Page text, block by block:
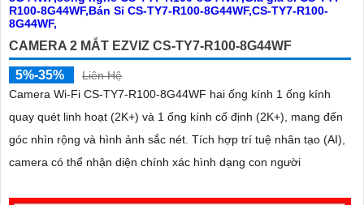
CAMERA 2 MẮT EZVIZ CS-TY7-R100-8G44WF
5%-35%
Liên Hệ
Camera Wi-Fi CS-TY7-R100-8G44WF hai ống kính 1 ống kính
quay quét linh hoạt (2K+) và 1 ống kính cố định (2K+), mang đến
góc nhìn rộng và hình ảnh sắc nét. Tích hợp trí tuệ nhân tạo (AI),
camera có thể nhận diện chính xác hình dạng con người